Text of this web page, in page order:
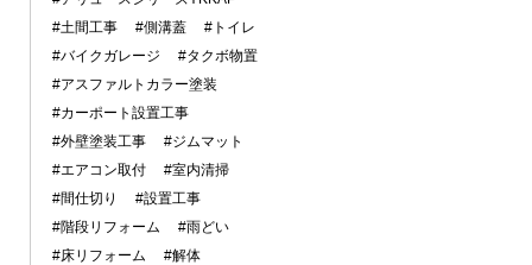
#土間工事
#側溝蓋
#トイレ
#バイクガレージ
#タクボ物置
#アスファルトカラー塗装
#カーポート設置工事
#外壁塗装工事
#ジムマット
#エアコン取付
#室内清掃
#間仕切り
#設置工事
#階段リフォーム
#雨どい
#床リフォーム
#解体